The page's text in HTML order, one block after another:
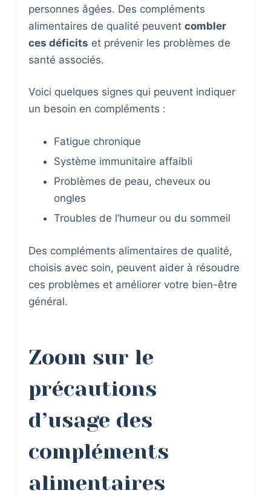
personnes âgées. Des compléments
alimentaires de qualité peuvent combler
ces déficits et prévenir les problèmes de
santé associés.
Voici quelques signes qui peuvent indiquer
un besoin en compléments :
Fatigue chronique
Système immunitaire affaibli
Problèmes de peau, cheveux ou
ongles
Troubles de l’humeur ou du sommeil
Des compléments alimentaires de qualité,
choisis avec soin, peuvent aider à résoudre
ces problèmes et améliorer votre bien-être
général.
Zoom sur le
précautions
d’usage des
compléments
alimentaires